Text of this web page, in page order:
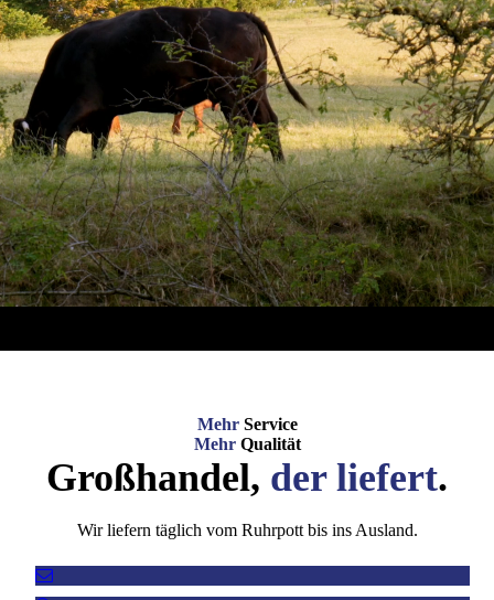
MehrService
MehrQualität
Großhandel, der liefert.
Wir liefern täglich vom Ruhrpott bis ins Ausland.